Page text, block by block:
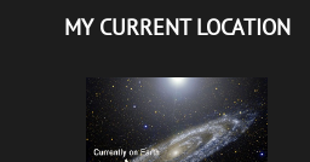
MY CURRENT LOCATION